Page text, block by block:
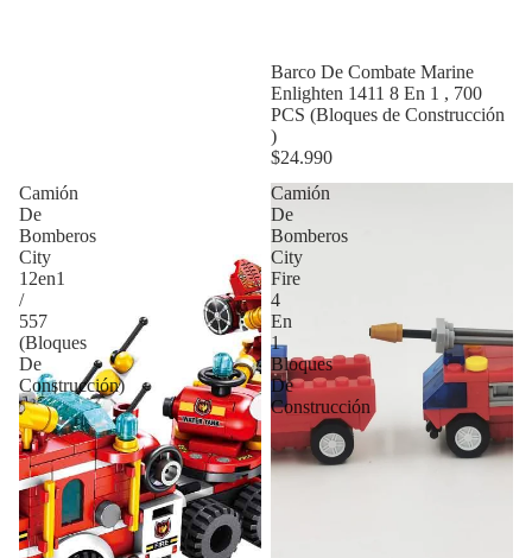
Barco De Combate Marine
Enlighten 1411 8 En 1 , 700
PCS (Bloques de Construcción
)
$24.990
Camión
De
Bomberos
City
12en1
/
557
(Bloques
De
Construcción)
Camión
De
Bomberos
City
Fire
4
En
1
Bloques
De
Construcción